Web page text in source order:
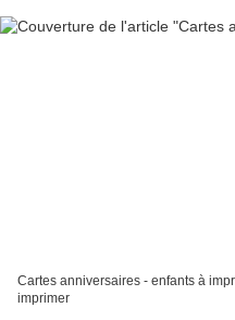
Cartes anniversaires - enfants à
imprimer